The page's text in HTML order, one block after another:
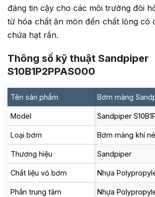
đáng tin cậy cho các môi trường đòi
từ hóa chất ăn mòn đến chất lỏng có
chứa hạt rắn.
Thông số kỹ thuật Sandpiper
S10B1P2PPAS000
Tên sản phẩm Bơm màng
Model Sandpiper
Loại bơm Bơm màng khí
Thương hiệu Sandpiper
Chất liệu vỏ bơm Nhựa
Phần trung tâm Nhựa